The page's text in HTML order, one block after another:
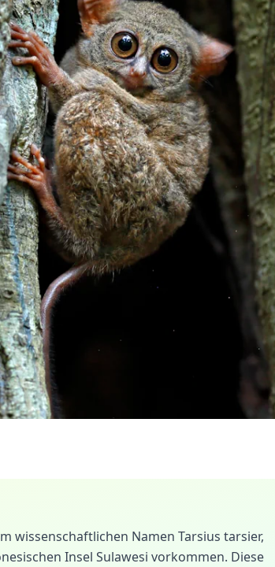
wissenschaftlichen Namen Tarsius tarsier,
Insel Sulawesi vorkommen. Diese